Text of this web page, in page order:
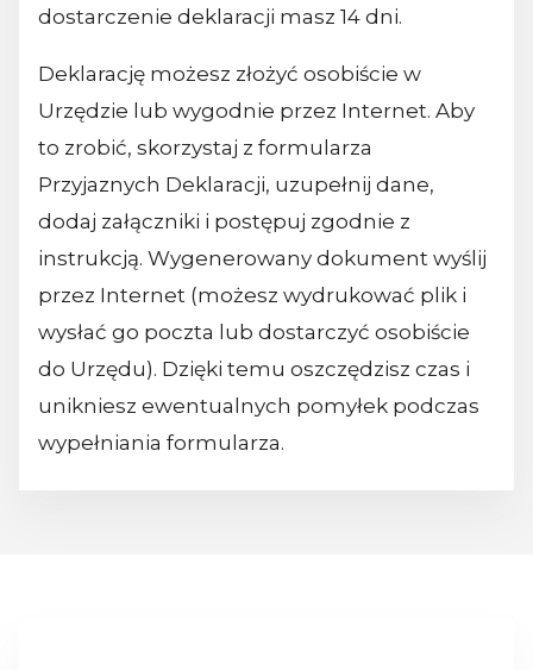
dostarczenie deklaracji masz 14 dni.
Deklarację możesz złożyć osobiście w
Urzędzie lub wygodnie przez Internet. Aby
to zrobić, skorzystaj z formularza
Przyjaznych Deklaracji, uzupełnij dane,
dodaj załączniki i postępuj zgodnie z
instrukcją. Wygenerowany dokument wyślij
przez Internet (możesz wydrukować plik i
wysłać go poczta lub dostarczyć osobiście
do Urzędu). Dzięki temu oszczędzisz czas i
unikniesz ewentualnych pomyłek podczas
wypełniania formularza.